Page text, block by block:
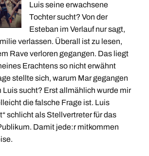
Luis seine erwachsene
Tochter sucht? Von der
Esteban im Verlauf nur sagt,
verlassen. Überall ist zu lesen,
Rave verloren gegangen. Das liegt
Erachtens so nicht erwähnt
stellte sich, warum Mar gegangen
Luis sucht? Erst allmählich wurde mir
die falsche Frage ist. Luis
schlicht als Stellvertreter für das
Damit jede:r mitkommen